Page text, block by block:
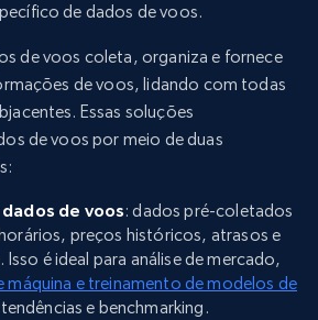
de dados de voos.
de voos coleta, organiza e fornece
de voos, lidando com todas
Essas soluções
de voos por meio de duas
de voos: dados pré-coletados
preços históricos, atrasos e
é ideal para análise de mercado,
máquina e treinamento de modelos de
e benchmarking.